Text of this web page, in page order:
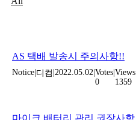
AS 택배 발송시 주의사항!!
Notice 디컴 2022.05.02 Votes
0
Views
1359